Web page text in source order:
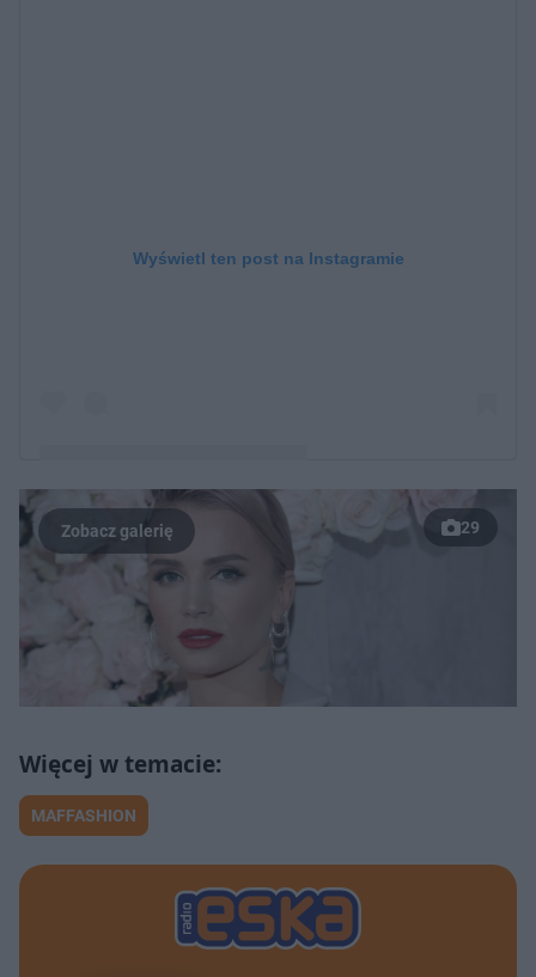
Wyświetl ten post na Instagramie
Post udostępniony przez Taniec z Gwiazdami
(@tanieczgwiazdami)
29
MAFFASHION